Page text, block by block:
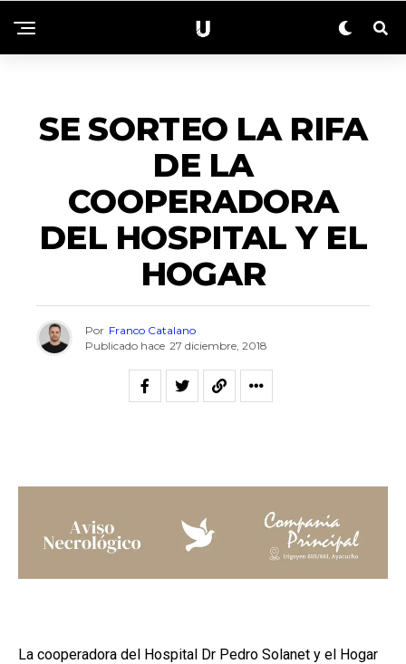
SE SORTEO LA RIFA
DE LA
COOPERADORA
DEL HOSPITAL Y EL
HOGAR
Por Franco Catalano
Publicado hace 27 diciembre, 2018
La cooperadora del Hospital Dr Pedro Solanet y el Hogar